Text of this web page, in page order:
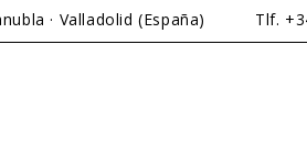
· Valladolid (España) Tlf.